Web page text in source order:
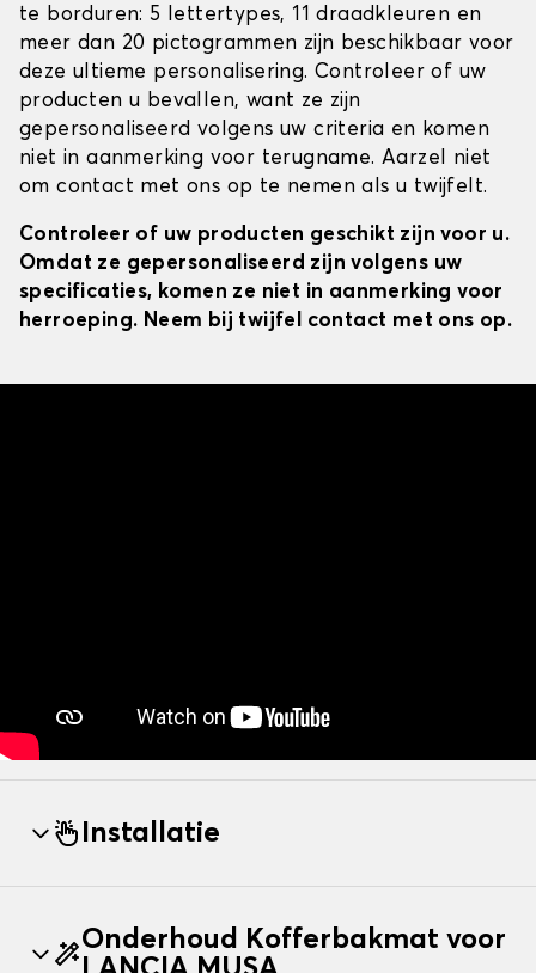
te borduren: 5 lettertypes, 11 draadkleuren en
meer dan 20 pictogrammen zijn beschikbaar voor
deze ultieme personalisering. Controleer of uw
producten u bevallen, want ze zijn
gepersonaliseerd volgens uw criteria en komen
niet in aanmerking voor terugname. Aarzel niet
om contact met ons op te nemen als u twijfelt.
Controleer of uw producten geschikt zijn voor u.
Omdat ze gepersonaliseerd zijn volgens uw
specificaties, komen ze niet in aanmerking voor
herroeping. Neem bij twijfel contact met ons op.
Installatie
Onderhoud Kofferbakmat voor